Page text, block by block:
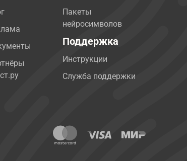
Пакеты
нейросимволов
Поддержка
Инструкции
Служба поддержки